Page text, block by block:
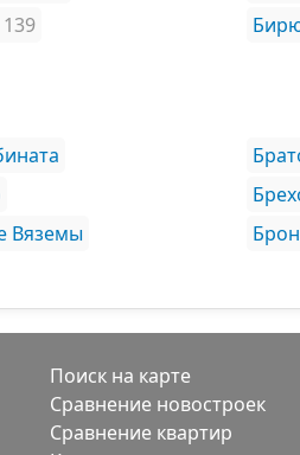
139
Вяземы
Поиск на карте
Сравнение новостроек
Сравнение квартир